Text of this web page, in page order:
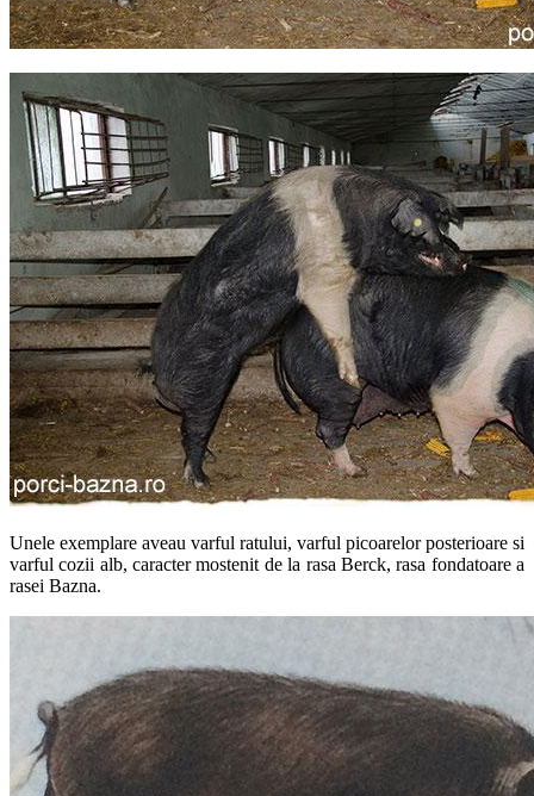
Unele exemplare aveau varful ratului, varful picoarelor posterioare si
varful cozii alb, caracter mostenit de la rasa Berck, rasa fondatoare a
rasei Bazna.